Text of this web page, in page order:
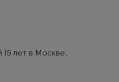
лет в Москве.